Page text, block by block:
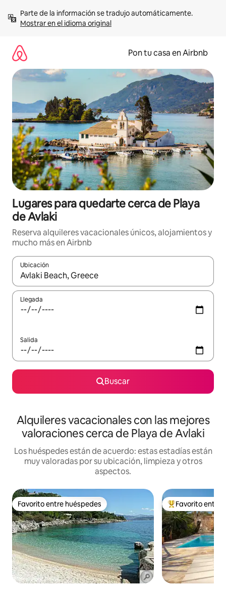
contenidoMostrar en el idioma original
Pon tu casa en Airbnb
Lugares para quedarte cerca de Playa
de Avlaki
Reserva alquileres vacacionales únicos, alojamientos y
mucho más en Airbnb
Ubicación
Cuando los resultados estén disponibles, navega con las
Llegada
Salida
Buscar
Alquileres vacacionales con las mejores
valoraciones cerca de Playa de Avlaki
Los huéspedes están de acuerdo: estas estadías están
muy valoradas por su ubicación, limpieza y otros
aspectos.
Favorito entre huéspedes
Favorito entre huéspedes Favorito entre
Favorito entre